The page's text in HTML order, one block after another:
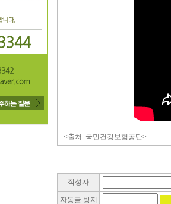
<출처: 국민건강보험공단>
작성자
자동글 방지